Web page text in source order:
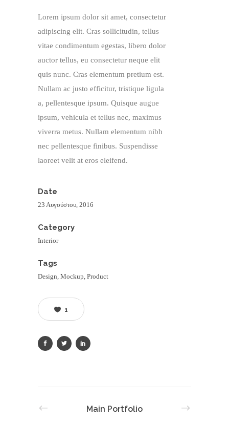
Lorem ipsum dolor sit amet, consectetur
adipiscing elit. Cras sollicitudin, tellus
vitae condimentum egestas, libero dolor
auctor tellus, eu consectetur neque elit
quis nunc. Cras elementum pretium est.
Nullam ac justo efficitur, tristique ligula
a, pellentesque ipsum. Quisque augue
ipsum, vehicula et tellus nec, maximus
viverra metus. Nullam elementum nibh
nec pellentesque finibus. Suspendisse
laoreet velit at eros eleifend.
Date
23 Αυγούστου, 2016
Category
Interior
Tags
Design, Mockup, Product
1
Main Portfolio